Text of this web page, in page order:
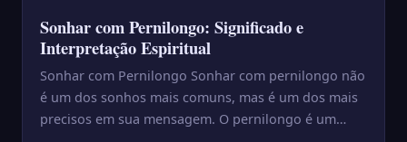
Sonhar com Pernilongo: Significado e
Interpretação Espiritual
Sonhar com Pernilongo Sonhar com pernilongo não
é um dos sonhos mais comuns, mas é um dos mais
precisos em sua mensagem. O pernilongo é um